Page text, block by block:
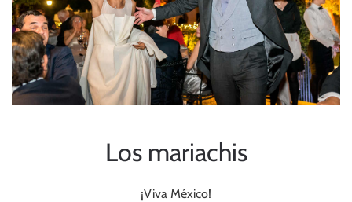
Los mariachis
¡Viva México!